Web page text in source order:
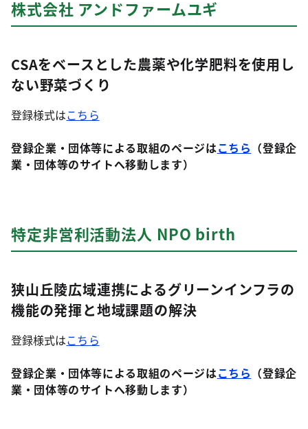
株式会社 アンドファームユギ
CSAをベースとした農薬や化学肥料を使用し
ない野菜づくり
登録様式はこちら
登録企業・団体等による取組のページはこちら （登録企
業・団体等のサイトへ移動します）
特定非営利活動法人 NPO birth
狭山丘陵広域連携によるグリーンインフラの
機能の発揮と地域課題の解決
登録様式はこちら
登録企業・団体等による取組のページはこちら （登録企
業・団体等のサイトへ移動します）